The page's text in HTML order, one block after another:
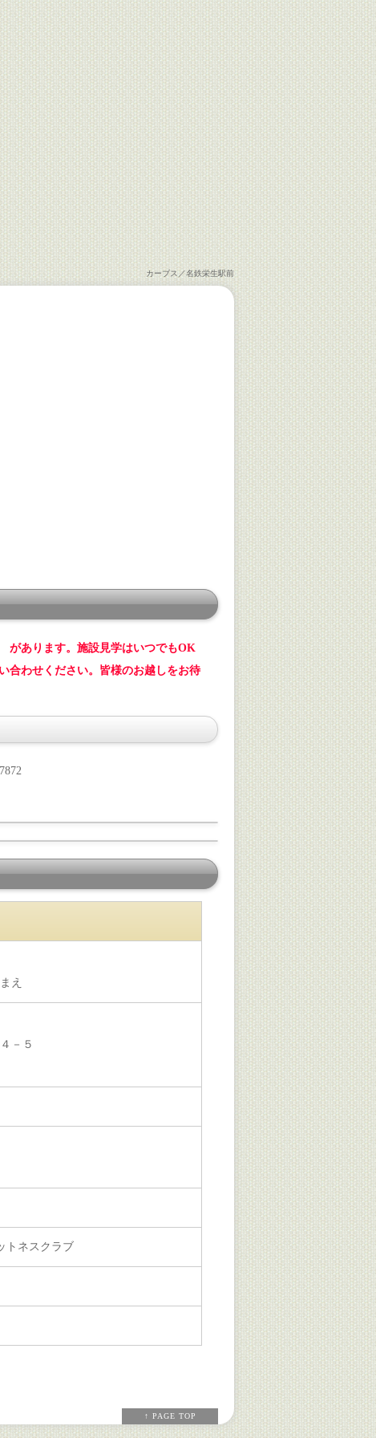
カーブス／名鉄栄生駅前
あります。施設見学はいつでもOK
わせください。皆様のお越しをお待
え
－５
トネスクラブ
↑ PAGE TOP